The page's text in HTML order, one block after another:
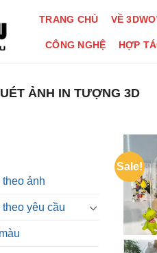
TRANG CHỦ VỀ
CÔNG NGHỆ HỢP
ẢNH IN TƯỢNG 3D
ảnh
yêu cầu
Sale!